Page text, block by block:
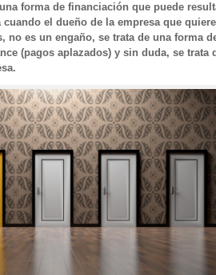
forma de financiación que puede
el dueño de la empresa que
no es un engaño, se trata de una forma
(pagos aplazados) y sin duda, se trata